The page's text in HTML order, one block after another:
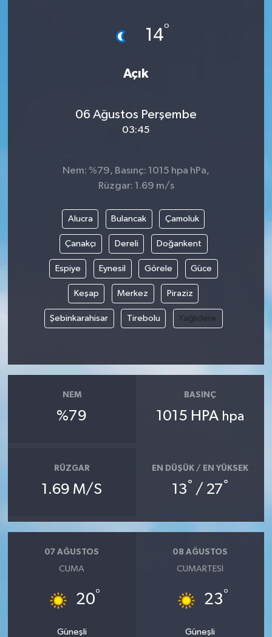
14°
Açık
06 Ağustos Perşembe
03:45
Nem: %79, Basınç: 1015 hpa hPa,
Rüzgar: 1.69 m/s
Alucra Bulancak Çamoluk
Çanakçı Dereli Doğankent
Espiye Eynesil Görele Güce
Keşap Merkez Piraziz
Şebinkarahisar Tirebolu Yağlıdere
NEM
%79
BASINÇ
1015 HPA hpa
RÜZGAR
1.69 M/S
EN DÜŞÜK / EN YÜKSEK
13° / 27°
07 AĞUSTOS
CUMA
20°
Güneşli
08 AĞUSTOS
CUMARTESI
23°
Güneşli
Akhisar Emlak
Etiketler
Röportaj
Yaşam
Teknoloji
Yerel Haber
Akhisar Emlak
Ülke